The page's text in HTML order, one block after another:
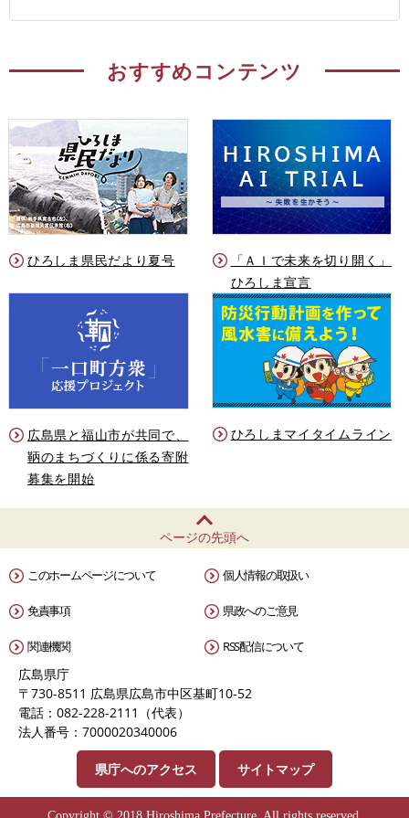
おすすめコンテンツ
ひろしま県民だより夏号
「ＡＩで未来を切り開く」
ひろしま宣言
広島県と福山市が共同で、
鞆のまちづくりに係る寄附
募集を開始
ひろしまマイタイムライン
ページの先頭へ
このホームページについて 個人情報の取扱い
免責事項 県政へのご意見
関連機関 RSS配信について
広島県庁
〒730-8511 広島県広島市中区基町10-52
電話：082-228-2111（代表）
法人番号：7000020340006
県庁へのアクセス サイトマップ